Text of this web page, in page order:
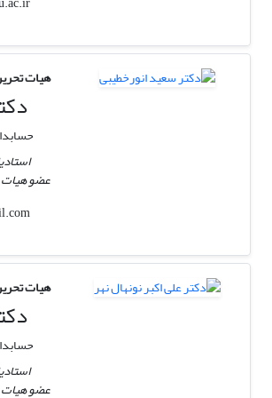
هیات
عضو هیات
anvarkhatibi1980
هیات
عضو هیات